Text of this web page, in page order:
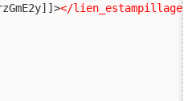
</lien_estampillage>